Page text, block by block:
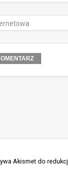
Akismet do